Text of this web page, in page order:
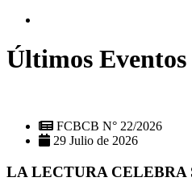
Últimos
FCBCB N° 22/2026
29 Julio de 2026
LA LECTURA CELEBRA